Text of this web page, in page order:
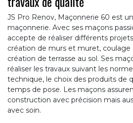
JS Pro Renov, Maçonnerie 60 est
maçonnerie. Avec ses maçons
accepte de réaliser différents
création de murs et muret, coulage
création de terrasse au sol. Ses
réaliser les travaux suivant les
technique, le choix des produits de
temps de pose. Les maçons
construction avec précision mais
avec soin.